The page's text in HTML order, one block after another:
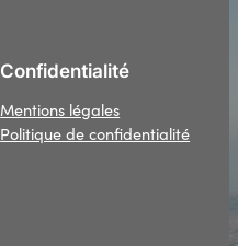
Confidentialité
Mentions légales
Politique de confidentialité